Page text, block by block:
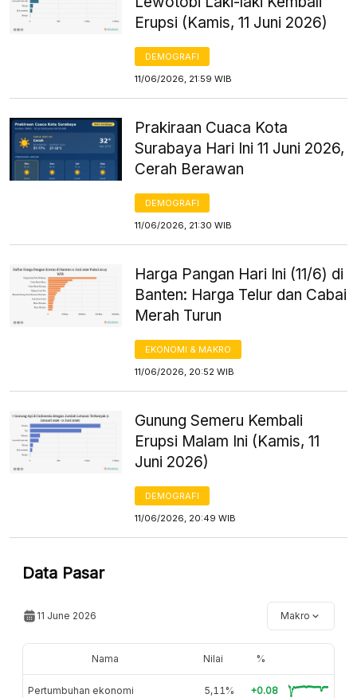
Erupsi (Kamis, 11 Juni 2026)
DEMOGRAFI
11/06/2026, 21:59 WIB
Prakiraan Cuaca Kota
Surabaya Hari Ini 11 Juni 2026,
Cerah Berawan
DEMOGRAFI
11/06/2026, 21:30 WIB
Harga Pangan Hari Ini (11/6) di
Banten: Harga Telur dan Cabai
Merah Turun
EKONOMI & MAKRO
11/06/2026, 20:52 WIB
Gunung Semeru Kembali
Erupsi Malam Ini (Kamis, 11
Juni 2026)
DEMOGRAFI
11/06/2026, 20:49 WIB
Data Pasar
11 June 2026 Makro
Nama Nilai %
Pertumbuhan ekonomi 5,11% +0.08